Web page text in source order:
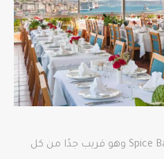
يقع مطعم حمدي بجوار Spice Bazaar وهو قريب جدًا من كل